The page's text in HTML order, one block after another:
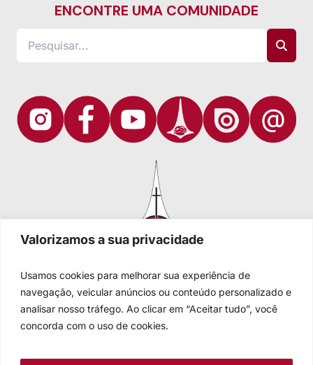
Valorizamos a sua privacidade
Usamos cookies para melhorar sua experiência de
navegação, veicular anúncios ou conteúdo personalizado e
analisar nosso tráfego. Ao clicar em “Aceitar tudo”, você
concorda com o uso de cookies.
ENCONTRE UMA COMUNIDADE
Igreja Evangélica de Confissão Luterana no Brasil
Sede nacional: Rua Senhor dos Passos, 202/4º andar Centro -